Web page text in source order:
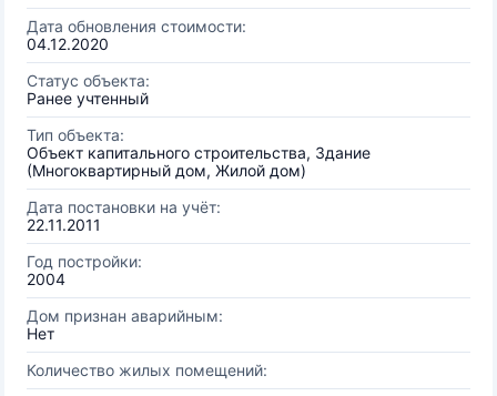
Дата обновления стоимости:
04.12.2020
Статус объекта:
Ранее учтенный
Тип объекта:
Объект капитального строительства, Здание
(Многоквартирный дом, Жилой дом)
Дата постановки на учёт:
22.11.2011
Год постройки:
2004
Дом признан аварийным:
Нет
Количество жилых помещений: